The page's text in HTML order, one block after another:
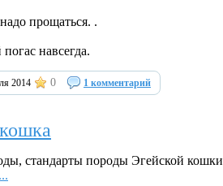
прощаться. .
навсегда.
2014 0 1 комментарий
стандарты породы Эгейской кошки